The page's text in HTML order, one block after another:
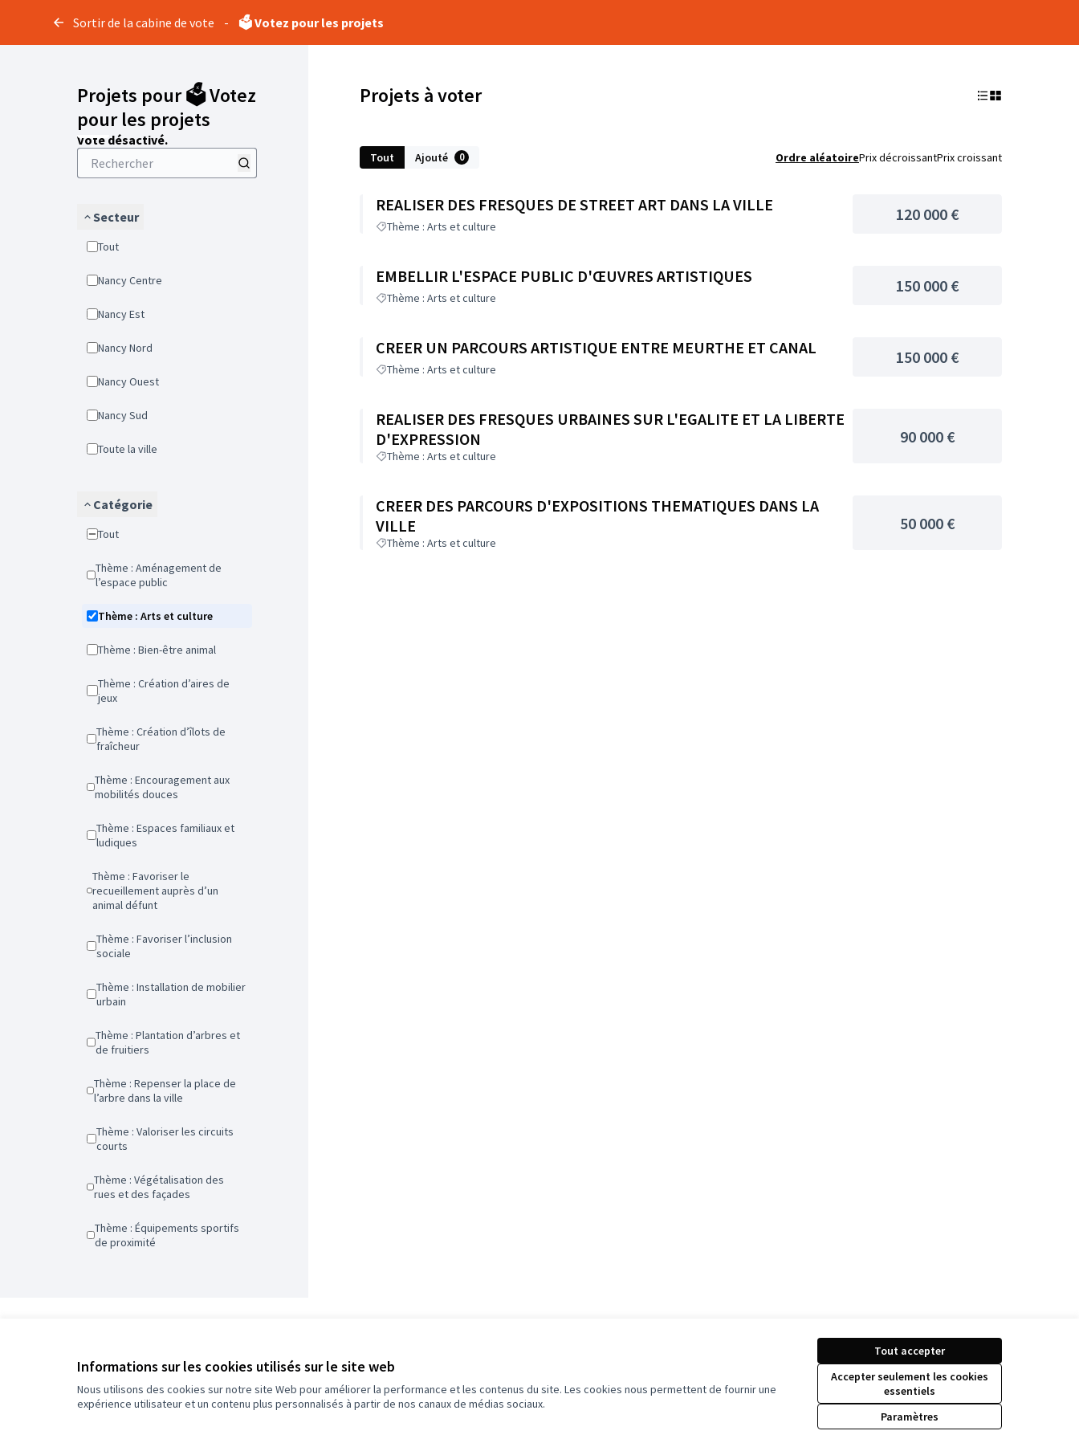
Informations sur les cookies utilisés sur le site web
Nous utilisons des cookies sur notre site Web pour améliorer la performance et les contenus du site. Les cookies nous permettent de fournir une
expérience utilisateur et un contenu plus personnalisés à partir de nos canaux de médias sociaux.
Tout accepter
Accepter seulement les cookies
essentiels
Paramètres
Sortir de la cabine de vote - 🗳️ Votez pour les projets
Projets pour 🗳️ Votez
pour les projets
Vote désactivé.
Secteur
Tout
Nancy Centre
Nancy Est
Nancy Nord
Nancy Ouest
Nancy Sud
Toute la ville
Catégorie
Tout
Thème : Aménagement de
l’espace public
Thème : Arts et culture
Thème : Bien-être animal
Thème : Création d’aires de
jeux
Thème : Création d’îlots de
fraîcheur
Thème : Encouragement aux
mobilités douces
Thème : Espaces familiaux et
ludiques
Thème : Favoriser le
recueillement auprès d’un
animal défunt
Thème : Favoriser l’inclusion
sociale
Thème : Installation de mobilier
urbain
Thème : Plantation d’arbres et
de fruitiers
Thème : Repenser la place de
l’arbre dans la ville
Thème : Valoriser les circuits
courts
Thème : Végétalisation des
rues et des façades
Thème : Équipements sportifs
de proximité
Projets à voter
Tout Ajouté 0 Ordre aléatoirePrix décroissantPrix croissant
REALISER DES FRESQUES DE STREET ART DANS LA VILLE
Thème : Arts et culture
120 000 €
EMBELLIR L'ESPACE PUBLIC D'ŒUVRES ARTISTIQUES
Thème : Arts et culture
150 000 €
CREER UN PARCOURS ARTISTIQUE ENTRE MEURTHE ET CANAL
Thème : Arts et culture
150 000 €
REALISER DES FRESQUES URBAINES SUR L'EGALITE ET LA LIBERTE
D'EXPRESSION
Thème : Arts et culture
90 000 €
CREER DES PARCOURS D'EXPOSITIONS THEMATIQUES DANS LA
VILLE
Thème : Arts et culture
50 000 €
Assigné